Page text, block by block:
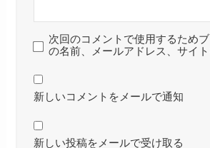
次回のコメントで使用するため
の名前、メールアドレス、サイト
新しいコメントをメールで通知
新しい投稿をメールで受け取る